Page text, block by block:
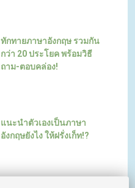
ทักทายภาษาอังกฤษ รวมกัน
กว่า 20 ประโยค พร้อมวิธี
ถาม-ตอบคล่อง!
แนะนำตัวเองเป็นภาษา
อังกฤษยังไง ให้ฝรั่งเก็ท!?